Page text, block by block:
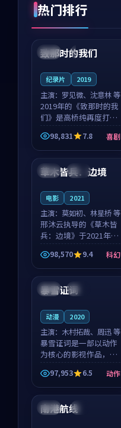
热门排行
中国 4K
99:22
致那时的我们
纪录片 2019
主演： 罗见微、沈意林 等
2019年的《致那时的我
们》是高桥纯再度打磨
的喜剧佳作。中国大陆
的取景与都市寓言的氛
围相互成就，罗见微与
沈意林的对手戏自然克
制，让整部影片在悬
98,831 7.8 喜剧
泰国 独播
草木皆兵：边境
电影 2021
主演： 莫如初、林星桥 等
邢沐云执导的《草木皆
兵：边境》于2021年面
世，泰国的城市气质与
校园青春的人物心境共
同构筑了影片基调。莫
如初、林星桥用细腻的
表演撑起整部科幻电
98,570 9.4 科幻
法国 高分
暴雪证词
动漫 2020
主演： 木村拓哉、周迅 等
暴雪证词是一部以动作
为核心的影视作品，围
绕危机、反转与人物成
长展开，整体节奏紧
凑，值得推荐观看。
97,953 6.5 动作
英国 4K
南港航线